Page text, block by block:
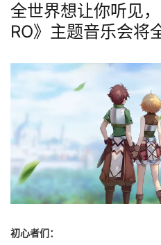
全世界想让你听见
RO》主题音乐会将
初心者们：